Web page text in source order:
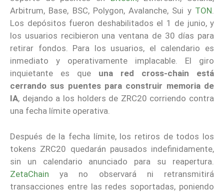
Arbitrum, Base, BSC, Polygon, Avalanche, Sui y TON.
Los depósitos fueron deshabilitados el 1 de junio, y
los usuarios recibieron una ventana de 30 días para
retirar fondos. Para los usuarios, el calendario es
inmediato y operativamente implacable. El giro
inquietante es que una red cross-chain está
cerrando sus puentes para construir memoria de
IA, dejando a los holders de ZRC20 corriendo contra
una fecha límite operativa.
Después de la fecha límite, los retiros de todos los
tokens ZRC20 quedarán pausados indefinidamente,
sin un calendario anunciado para su reapertura.
ZetaChain ya no observará ni retransmitirá
transacciones entre las redes soportadas, poniendo